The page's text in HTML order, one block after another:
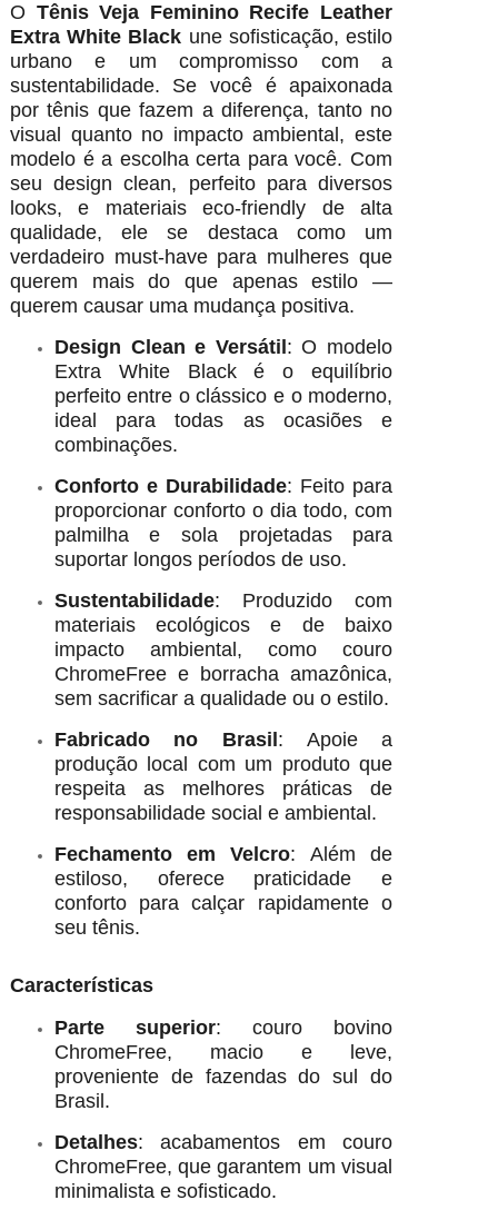
O Tênis Veja Feminino Recife Leather
Extra White Black une sofisticação, estilo
urbano e um compromisso com a
sustentabilidade. Se você é apaixonada
por tênis que fazem a diferença, tanto no
visual quanto no impacto ambiental, este
modelo é a escolha certa para você. Com
seu design clean, perfeito para diversos
looks, e materiais eco-friendly de alta
qualidade, ele se destaca como um
verdadeiro must-have para mulheres que
querem mais do que apenas estilo —
querem causar uma mudança positiva.
Design Clean e Versátil : O modelo
Extra White Black é o equilíbrio
perfeito entre o clássico e o moderno,
ideal para todas as ocasiões e
combinações.
Conforto e Durabilidade: Feito para
proporcionar conforto o dia todo, com
palmilha e sola projetadas para
suportar longos períodos de uso.
Sustentabilidade: Produzido com
materiais ecológicos e de baixo
impacto ambiental, como couro
ChromeFree e borracha amazônica,
sem sacrificar a qualidade ou o estilo.
Fabricado no Brasil : Apoie a
produção local com um produto que
respeita as melhores práticas de
responsabilidade social e ambiental.
Fechamento em Velcro: Além de
estiloso, oferece praticidade e
conforto para calçar rapidamente o
seu tênis.
Características
Parte superior: couro bovino
ChromeFree, macio e leve,
proveniente de fazendas do sul do
Brasil.
Detalhes: acabamentos em couro
ChromeFree, que garantem um visual
minimalista e sofisticado.